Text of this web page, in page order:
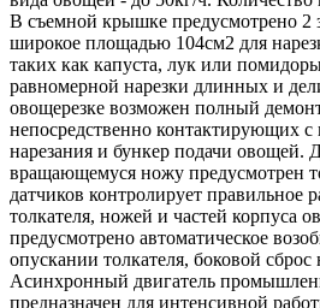
В съемной крышке предусмотрено 2
широкое площадью 104см2 для
таких как капуста, лук или
равномерной нарезки длинных и
овощерезке возможен полный
непосредственно контактирующих с
нарезания и бункер подачи овощей.
вращающемуся ножу предусмотрен
датчиков контролирует правильное
толкателя, ножей и частей корпуса
предусмотрено автоматическое
опускании толкателя, боковой
Асинхронный двигатель
предназначен для интенсивной